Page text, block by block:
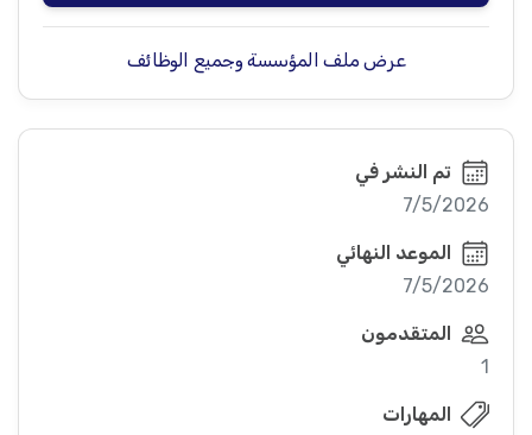
عرض ملف المؤسسة وجميع الوظائف
تم النشر في
7/5/2026
الموعد النهائي
7/5/2026
المتقدمون
1
المهارات